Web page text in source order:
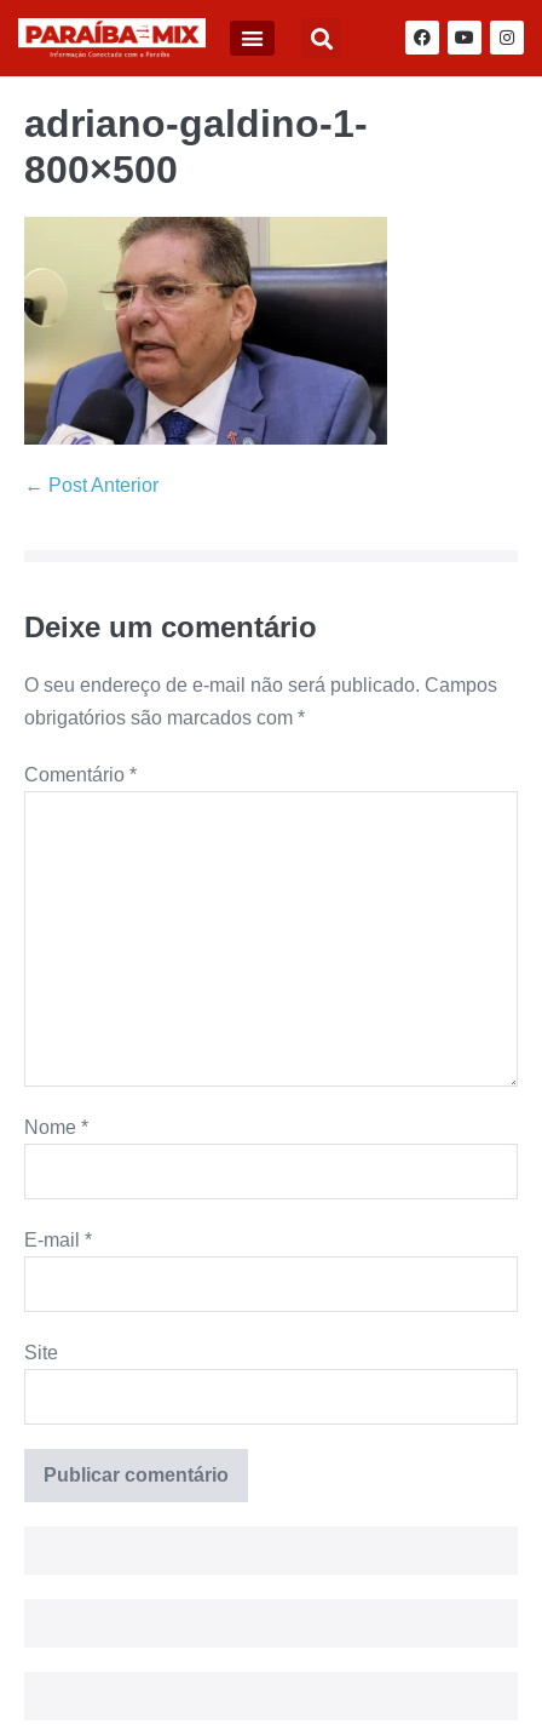
adriano-galdino-1-
800×500
← Post Anterior
Deixe um comentário
O seu endereço de e-mail não será publicado. Campos
obrigatórios são marcados com *
Comentário *
Nome *
E-mail *
Site